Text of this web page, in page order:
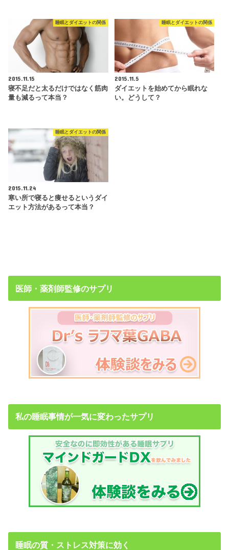
睡眠とダイエットの関係
2015.11.15
寝不足だと太るだけではなく筋肉
量も減るって本当？
睡眠とダイエットの関係
2015.11.5
ダイエットを始めてから眠れな
い。どうして？
睡眠とダイエットの関係
2015.11.24
寒い所で寝ると痩せるというダイ
エット方法があるって本当？
医師・薬剤師監修のサプリ
私の睡眠事情が一気に変わったサプリ
睡眠の質・ストレス対策に効く